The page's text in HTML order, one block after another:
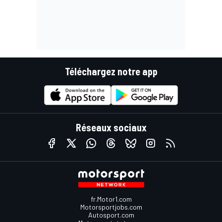
Téléchargez notre app
Réseaux sociaux
fr.Motor1.com
Motorsportjobs.com
Autosport.com